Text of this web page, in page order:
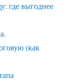
где выгоднее
(как